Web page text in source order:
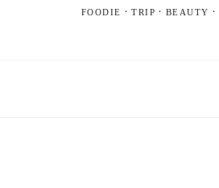
FOODIE．TRIP．BEAUTY